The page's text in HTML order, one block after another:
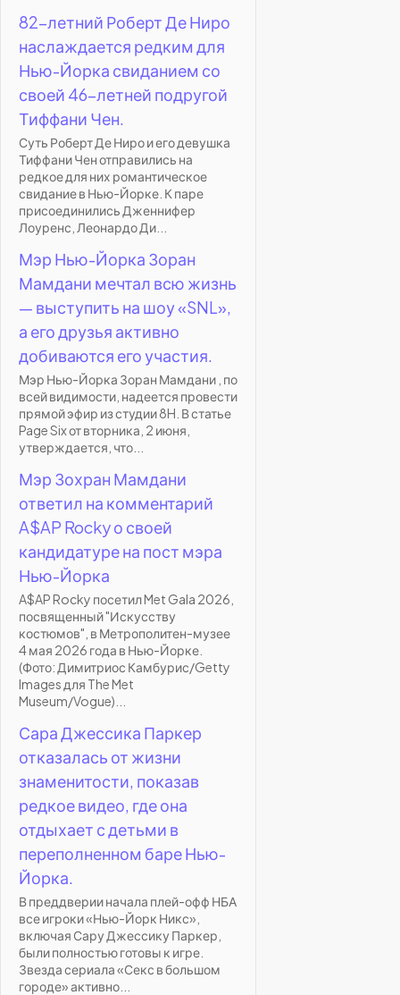
82-летний Роберт Де Ниро
наслаждается редким для
Нью-Йорка свиданием со
своей 46-летней подругой
Тиффани Чен.
Суть Роберт Де Ниро и его девушка
Тиффани Чен отправились на
редкое для них романтическое
свидание в Нью-Йорке. К паре
присоединились Дженнифер
Лоуренс, Леонардо Ди...
Мэр Нью-Йорка Зоран
Мамдани мечтал всю жизнь
— выступить на шоу «SNL»,
а его друзья активно
добиваются его участия.
Мэр Нью-Йорка Зоран Мамдани , по
всей видимости, надеется провести
прямой эфир из студии 8H. В статье
Page Six от вторника, 2 июня,
утверждается, что...
Мэр Зохран Мамдани
ответил на комментарий
A$AP Rocky о своей
кандидатуре на пост мэра
Нью-Йорка
A$AP Rocky посетил Met Gala 2026,
посвященный "Искусству
костюмов", в Метрополитен-музее
4 мая 2026 года в Нью-Йорке.
(Фото: Димитриос Камбурис/Getty
Images для The Met
Museum/Vogue)...
Сара Джессика Паркер
отказалась от жизни
знаменитости, показав
редкое видео, где она
отдыхает с детьми в
переполненном баре Нью-
Йорка.
В преддверии начала плей-офф НБА
все игроки «Нью-Йорк Никс»,
включая Сару Джессику Паркер,
были полностью готовы к игре.
Звезда сериала «Секс в большом
городе» активно...